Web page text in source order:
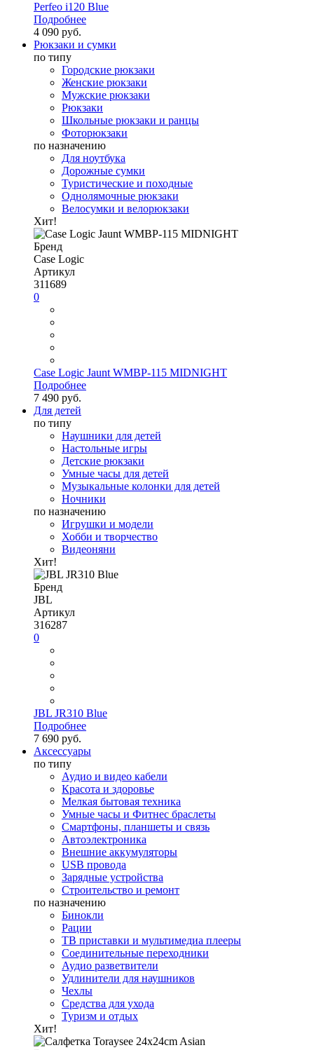
Perfeo i120 Blue
Подробнее
4 090 руб.
Рюкзаки и сумки
по типу
Городские рюкзаки
Женские рюкзаки
Мужские рюкзаки
Рюкзаки
Школьные рюкзаки и ранцы
Фоторюкзаки
по назначению
Для ноутбука
Дорожные сумки
Туристические и походные
Однолямочные рюкзаки
Велосумки и велорюкзаки
Хит!
Бренд
Case Logic
Артикул
311689
0
Case Logic Jaunt WMBP-115 MIDNIGHT
Подробнее
7 490 руб.
Для детей
по типу
Наушники для детей
Настольные игры
Детские рюкзаки
Умные часы для детей
Музыкальные колонки для детей
Ночники
по назначению
Игрушки и модели
Хобби и творчество
Видеоняни
Хит!
Бренд
JBL
Артикул
316287
0
JBL JR310 Blue
Подробнее
7 690 руб.
Аксессуары
по типу
Аудио и видео кабели
Красота и здоровье
Мелкая бытовая техника
Умные часы и Фитнес браслеты
Смартфоны, планшеты и связь
Автоэлектроника
Внешние аккумуляторы
USB провода
Зарядные устройства
Строительство и ремонт
по назначению
Бинокли
Рации
ТВ приставки и мультимедиа плееры
Соединительные переходники
Аудио разветвители
Удлинители для наушников
Чехлы
Средства для ухода
Туризм и отдых
Хит!